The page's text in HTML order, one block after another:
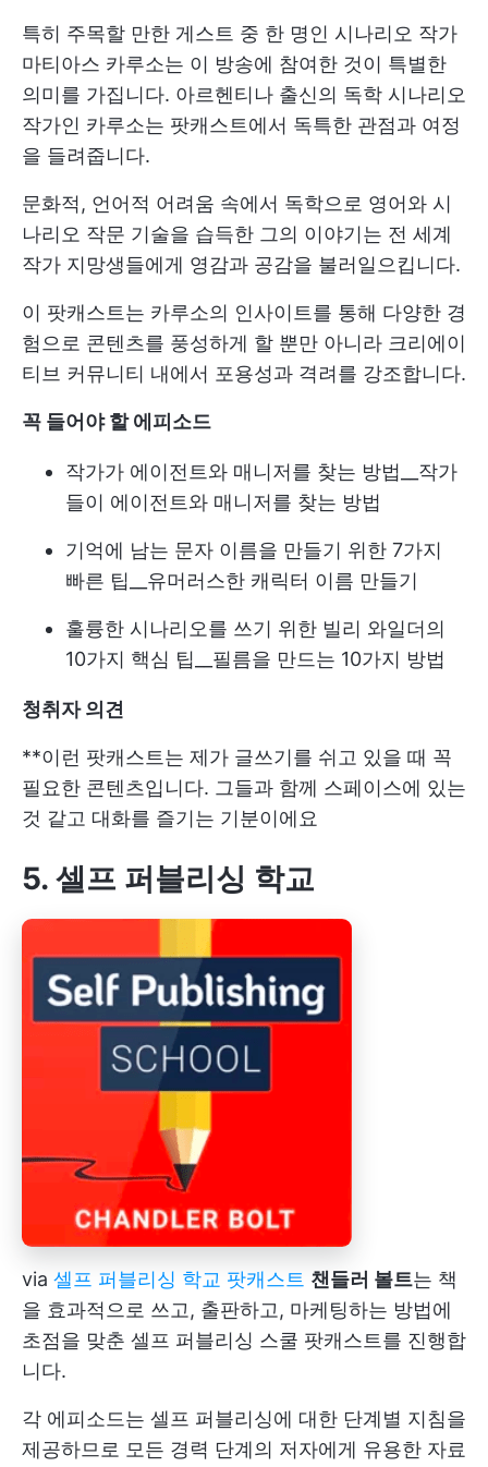
특히 주목할 만한 게스트 중 한 명인 시나리오 작가
마티아스 카루소는 이 방송에 참여한 것이 특별한
의미를 가집니다. 아르헨티나 출신의 독학 시나리오
작가인 카루소는 팟캐스트에서 독특한 관점과 여정
을 들려줍니다.
문화적, 언어적 어려움 속에서 독학으로 영어와 시
나리오 작문 기술을 습득한 그의 이야기는 전 세계
작가 지망생들에게 영감과 공감을 불러일으킵니다.
이 팟캐스트는 카루소의 인사이트를 통해 다양한 경
험으로 콘텐츠를 풍성하게 할 뿐만 아니라 크리에이
티브 커뮤니티 내에서 포용성과 격려를 강조합니다.
꼭 들어야 할 에피소드
작가가 에이전트와 매니저를 찾는 방법__작가
들이 에이전트와 매니저를 찾는 방법
기억에 남는 문자 이름을 만들기 위한 7가지
빠른 팁__유머러스한 캐릭터 이름 만들기
훌륭한 시나리오를 쓰기 위한 빌리 와일더의
10가지 핵심 팁__필름을 만드는 10가지 방법
청취자 의견
**이런 팟캐스트는 제가 글쓰기를 쉬고 있을 때 꼭
필요한 콘텐츠입니다. 그들과 함께 스페이스에 있는
것 같고 대화를 즐기는 기분이에요
5. 셀프 퍼블리싱 학교
via 셀프 퍼블리싱 학교 팟캐스트 챈들러 볼트는 책
을 효과적으로 쓰고, 출판하고, 마케팅하는 방법에
초점을 맞춘 셀프 퍼블리싱 스쿨 팟캐스트를 진행합
니다.
각 에피소드는 셀프 퍼블리싱에 대한 단계별 지침을
제공하므로 모든 경력 단계의 저자에게 유용한 자료